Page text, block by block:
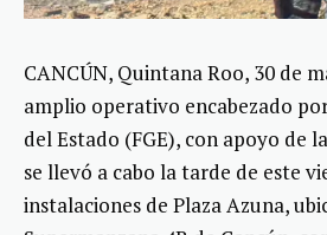
CANCÚN, Quintana Roo, 30 de
amplio operativo encabezado
del Estado (FGE), con apoyo de
se llevó a cabo la tarde de este
instalaciones de Plaza Azuna,